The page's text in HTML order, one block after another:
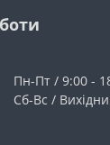
Пн-Пт / 9:00 -
Сб-Вс /